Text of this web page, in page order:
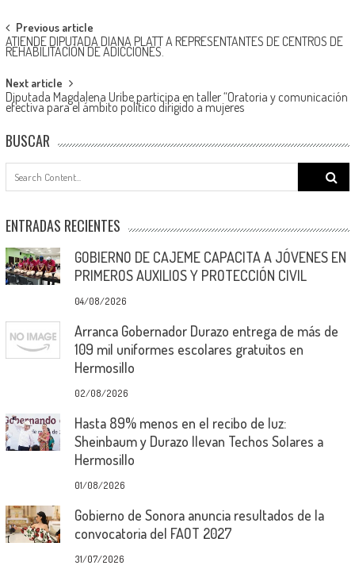
Post
navigation
Previous article
ATIENDE DIPUTADA DIANA PLATT A REPRESENTANTES DE CENTROS DE
REHABILITACIÓN DE ADICCIONES.
Next article
Diputada Magdalena Uribe participa en taller “Oratoria y comunicación
efectiva para el ámbito político dirigido a mujeres
BUSCAR
Search
for:
ENTRADAS RECIENTES
GOBIERNO DE CAJEME CAPACITA A JÓVENES EN
PRIMEROS AUXILIOS Y PROTECCIÓN CIVIL
04/08/2026
Arranca Gobernador Durazo entrega de más de
109 mil uniformes escolares gratuitos en
Hermosillo
02/08/2026
Hasta 89% menos en el recibo de luz:
Sheinbaum y Durazo llevan Techos Solares a
Hermosillo
01/08/2026
Gobierno de Sonora anuncia resultados de la
convocatoria del FAOT 2027
31/07/2026